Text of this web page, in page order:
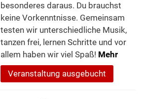
besonderes daraus. Du brauchst
keine Vorkenntnisse. Gemeinsam
testen wir unterschiedliche Musik,
tanzen frei, lernen Schritte und vor
allem haben wir viel Spaß! Mehr
Veranstaltung ausgebucht